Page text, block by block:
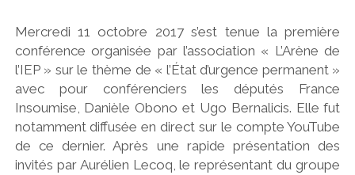
Mercredi 11 octobre 2017 s’est tenue la première
conférence organisée par l’association « L’Arène de
l’IEP » sur le thème de « l’État d’urgence permanent »
avec pour conférenciers les députés France
Insoumise, Danièle Obono et Ugo Bernalicis. Elle fut
notamment diffusée en direct sur le compte YouTube
de ce dernier. Après une rapide présentation des
invités par Aurélien Lecoq, le représentant du groupe